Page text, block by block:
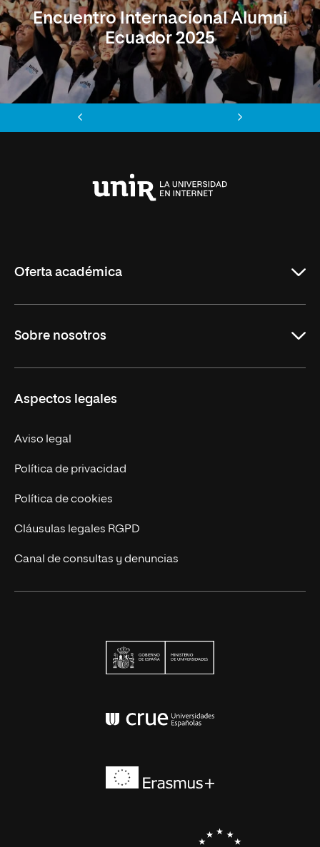
Encuentro Internacional Alumni
Ecuador 2025
Oferta académica
Formación Continua
Sobre nosotros
Trabaja en UNIR
Actualidad
Contáctanos
Aspectos legales
Aviso legal
Política de privacidad
Política de cookies
Cláusulas legales RGPD
Canal de consultas y denuncias